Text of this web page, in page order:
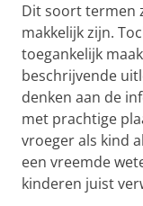
Dit soort termen
makkelijk zijn.
toegankelijk
beschrijvende
denken aan de
met prachtige
vroeger als kind
een vreemde
kinderen juist
Een